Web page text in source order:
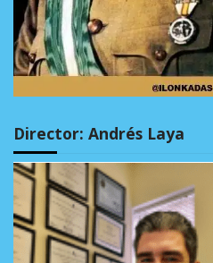
Director: Andrés Laya